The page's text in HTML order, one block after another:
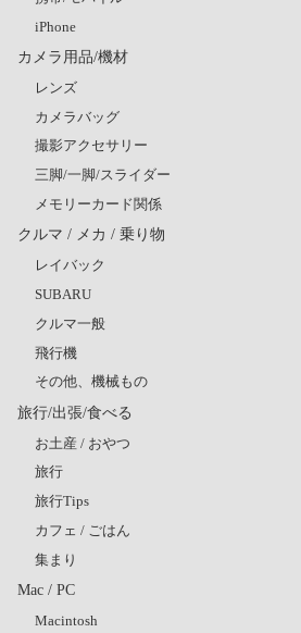
iPhone
カメラ用品/機材
レンズ
カメラバッグ
撮影アクセサリー
三脚/一脚/スライダー
メモリーカード関係
クルマ / メカ / 乗り物
レイバック
SUBARU
クルマ一般
飛行機
その他、機械もの
旅行/出張/食べる
お土産 / おやつ
旅行
旅行Tips
カフェ / ごはん
集まり
Mac / PC
Macintosh